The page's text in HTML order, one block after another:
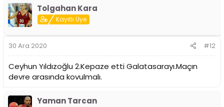
Tolgahan Kara
Kayıtlı Üye
30 Ara 2020 #12
Ceyhun Yıldızoğlu 2.Kepaze etti Galatasarayı.Maçın
devre arasında kovulmalı.
Yaman Tarcan